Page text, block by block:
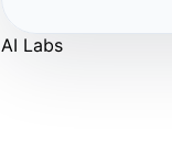
AI Labs